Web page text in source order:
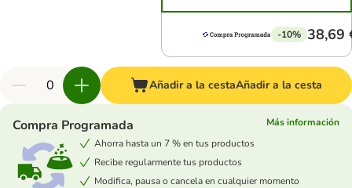
-10% 38,69
Añadir a la cestaAñadir a la cesta
Compra Programada
Más información
Ahorra hasta un 7 % en tus productos
Recibe regularmente tus productos
Modifica, pausa o cancela en cualquier momento